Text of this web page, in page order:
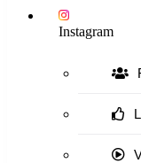
Instagram